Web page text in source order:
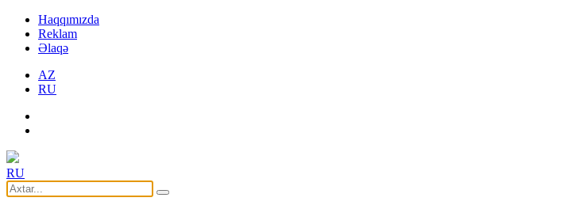
Haqqımızda
Reklam
Əlaqə
AZ
RU
RU